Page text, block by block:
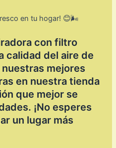
en tu hogar! 😊🌬️
con filtro
calidad del aire de
mejores
en nuestra tienda
que mejor se
¡No esperes
un lugar más